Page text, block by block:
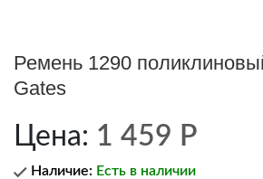
Ремень 1290
Gates
Цена: 1 459 Р
Наличие: Есть в наличии